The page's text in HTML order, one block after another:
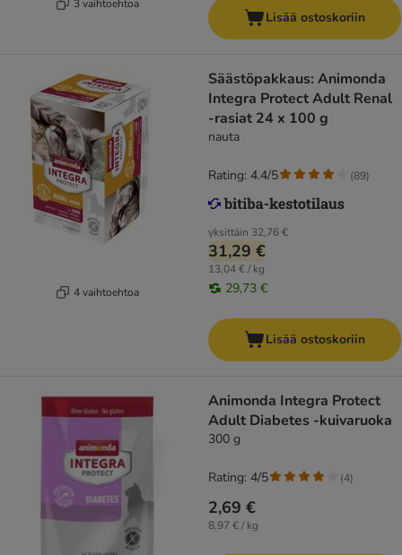
3 vaihtoehtoa
Lisää ostoskoriin
4 vaihtoehtoa
Säästöpakkaus: Animonda
Integra Protect Adult Renal
-rasiat 24 x 100 g
nauta
yksittäin 32,76 €
31,29 €
13,04 € / kg
29,73 €
Rating: 4.4/5 (89)
Lisää ostoskoriin
Animonda Integra Protect
Adult Diabetes -kuivaruoka
300 g
2,69 €
8,97 € / kg
Rating: 4/5 (4)